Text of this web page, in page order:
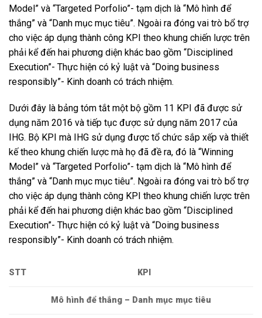
Model” và “Targeted Porfolio”- tạm dịch là “Mô hình để
thắng” và “Danh mục mục tiêu”. Ngoài ra đóng vai trò bổ trợ
cho việc áp dụng thành công KPI theo khung chiến lược trên
phải kể đến hai phương diện khác bao gồm “Disciplined
Execution”- Thực hiện có kỷ luật và “Doing business
responsibly”- Kinh doanh có trách nhiệm.
Dưới đây là bảng tóm tắt một bộ gồm 11 KPI đã được sử
dụng năm 2016 và tiếp tục được sử dụng năm 2017 của
IHG. Bộ KPI mà IHG sử dụng được tổ chức sắp xếp và thiết
kế theo khung chiến lược mà họ đã đề ra, đó là “Winning
Model” và “Targeted Porfolio”- tạm dịch là “Mô hình để
thắng” và “Danh mục mục tiêu”. Ngoài ra đóng vai trò bổ trợ
cho việc áp dụng thành công KPI theo khung chiến lược trên
phải kể đến hai phương diện khác bao gồm “Disciplined
Execution”- Thực hiện có kỷ luật và “Doing business
responsibly”- Kinh doanh có trách nhiệm.
STT KPI
Mô hình để thắng – Danh mục mục tiêu